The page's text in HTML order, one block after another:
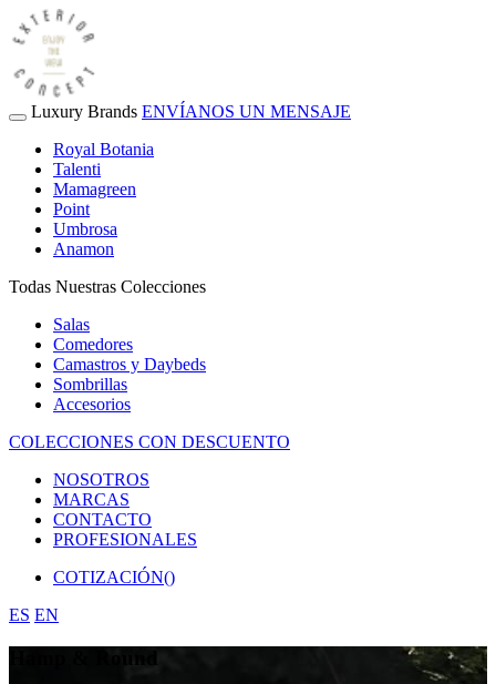
Luxury Brands ENVÍANOS UN MENSAJE
Royal Botania
Talenti
Mamagreen
Point
Umbrosa
Anamon
Todas Nuestras Colecciones
Salas
Comedores
Camastros y Daybeds
Sombrillas
Accesorios
COLECCIONES CON DESCUENTO
NOSOTROS
MARCAS
CONTACTO
PROFESIONALES
COTIZACIÓN()
ES EN